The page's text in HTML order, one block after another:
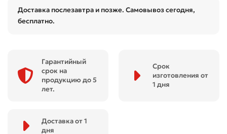
Доставка послезавтра и позже. Самовывоз сегодня,
бесплатно.
Гарантийный
срок на
продукцию до 5
лет.
Срок
изготовления от
1 дня
Доставка от 1
дня